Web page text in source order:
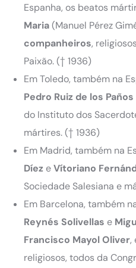
Espanha, os beatos
Maria(Manuel Pérez
companheiros,
Paixão. († 1936)
Em Toledo, também na
Pedro Ruiz de los Paños
do Instituto dos
mártires. († 1936)
Em Madrid, também na
Díez eVítoriano
Sociedade Salesiana e
Em Barcelona, também
Reynés Solivellas e
Francisco Mayol Oliver,
religiosos, todos da